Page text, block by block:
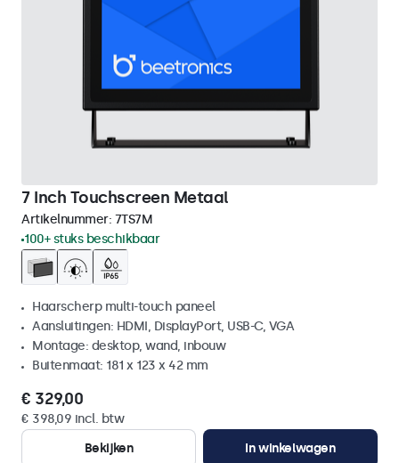
7 Inch Touchscreen Metaal
Artikelnummer: 7TS7M
100+ stuks beschikbaar
Haarscherp multi-touch paneel
Aansluitingen: HDMI, DisplayPort, USB-C, VGA
Montage: desktop, wand, inbouw
Buitenmaat: 181 x 123 x 42 mm
€ 329,00
€ 398,09 incl. btw
Bekijken
In winkelwagen